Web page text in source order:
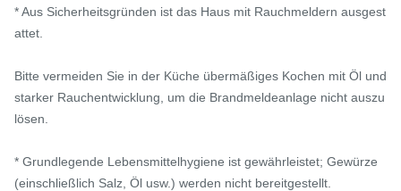
* Aus Sicherheitsgründen ist das Haus mit Rauchmeldern ausgest
attet.
Bitte vermeiden Sie in der Küche übermäßiges Kochen mit Öl und
starker Rauchentwicklung, um die Brandmeldeanlage nicht auszu
lösen.
* Grundlegende Lebensmittelhygiene ist gewährleistet; Gewürze
(einschließlich Salz, Öl usw.) werden nicht bereitgestellt.